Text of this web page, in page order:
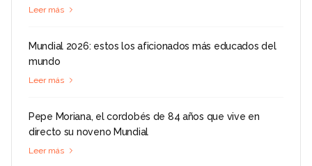
Leer más
Mundial 2026: estos los aficionados más educados del
mundo
Leer más
Pepe Moriana, el cordobés de 84 años que vive en
directo su noveno Mundial
Leer más